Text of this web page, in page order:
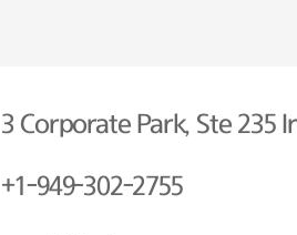
3 Corporate Park, Ste 235
+1-949-302-2755